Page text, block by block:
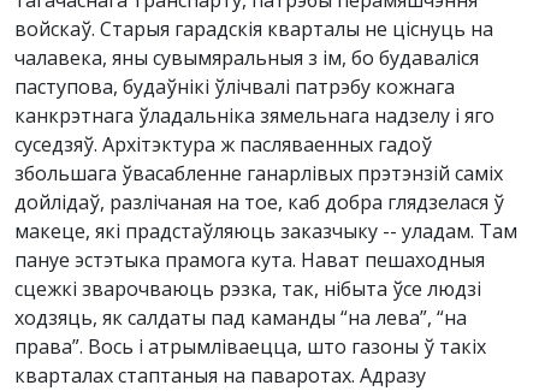
войскаў. Старыя гарадскія кварталы не ціснуць на
чалавека, яны сувымяральныя з ім, бо будаваліся
паступова, будаўнікі ўлічвалі патрэбу кожнага
канкрэтнага ўладальніка зямельнага надзелу і яго
суседзяў. Архітэктура ж пасляваенных гадоў
збольшага ўвасабленне ганарлівых прэтэнзій саміх
дойлідаў, разлічаная на тое, каб добра глядзелася ў
макеце, які прадстаўляюць заказчыку -- уладам. Там
пануе эстэтыка прамога кута. Нават пешаходныя
сцежкі зварочваюць рэзка, так, нібыта ўсе людзі
ходзяць, як салдаты пад каманды “на лева”, “на
права”. Вось і атрымліваецца, што газоны ў такіх
кварталах стаптаныя на паваротах. Адразу